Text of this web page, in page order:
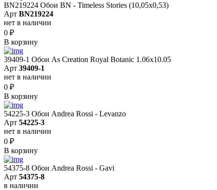
BN219224 Обои BN - Timeless Stories (10,05x0,53)
Арт BN219224
нет в наличии
0 ₽
В корзину
39409-1 Обои As Creation Royal Botanic 1.06x10.05
Арт 39409-1
нет в наличии
0 ₽
В корзину
54225-3 Обои Andrea Rossi - Levanzo
Арт 54225-3
нет в наличии
0 ₽
В корзину
54375-8 Обои Andrea Rossi - Gavi
Арт 54375-8
в наличии